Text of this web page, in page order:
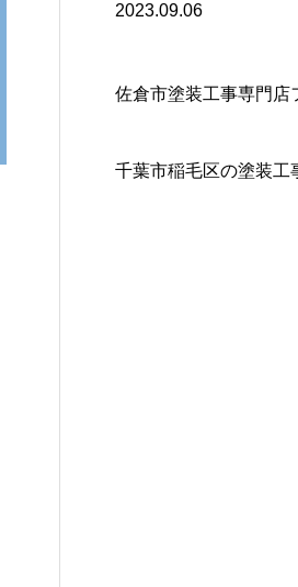
2023.09.06
佐倉市塗装工事専門店
千葉市稲毛区の塗装工